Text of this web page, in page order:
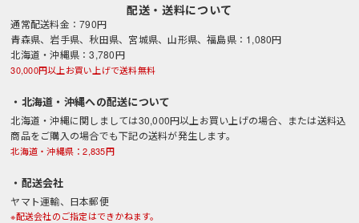
配送・送料について
通常配送料金：790円
青森県、岩手県、秋田県、宮城県、山形県、福島県：1,080円
北海道・沖縄県：3,780円
30,000円以上お買い上げで送料無料
・北海道・沖縄への配送について
北海道・沖縄に関しましては30,000円以上お買い上げの場合、または送料込
商品をご購入の場合でも下記の送料が発生します。
北海道・沖縄県：2,835円
・配送会社
ヤマト運輸、日本郵便
※配送会社のご指定はできかねます。